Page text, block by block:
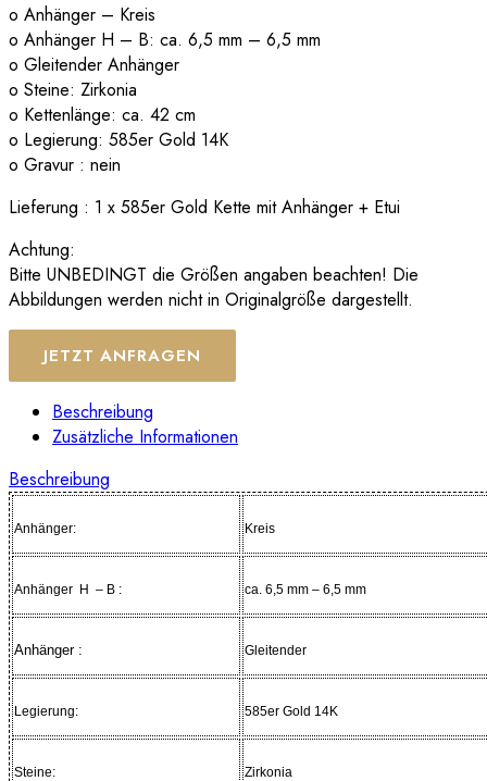
o Anhänger – Kreis
o Anhänger H – B: ca. 6,5 mm – 6,5 mm
o Gleitender Anhänger
o Steine: Zirkonia
o Kettenlänge: ca. 42 cm
o Legierung: 585er Gold 14K
o Gravur : nein
Lieferung : 1 x 585er Gold Kette mit Anhänger + Etui
Achtung:
Bitte UNBEDINGT die Größen angaben beachten! Die
Abbildungen werden nicht in Originalgröße dargestellt.
JETZT ANFRAGEN
Beschreibung
Zusätzliche Informationen
Beschreibung
Anhänger: Kreis
Anhänger H – B : ca. 6,5 mm – 6,5 mm
Anhänger : Gleitender
Legierung: 585er Gold 14K
Steine: Zirkonia